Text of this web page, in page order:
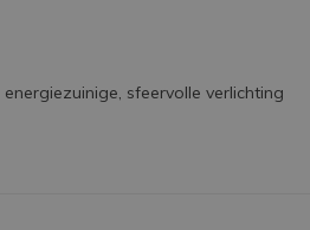
sfeervolle verlichting